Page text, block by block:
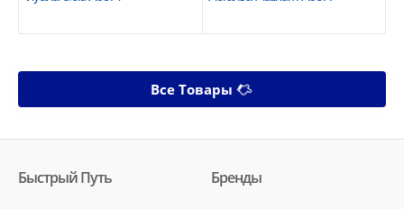
Все Товары
Быстрый Путь Бренды